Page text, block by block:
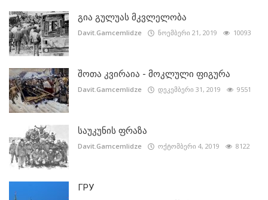
გია გულუას მკვლელობა
Davit.Gamcemlidze ნოემბერი 21, 2019 10093
შოთა კვირაია - მოკლული ფიგურა
Davit.Gamcemlidze დეკემბერი 31, 2019 9551
საუკუნის ფრაზა
Davit.Gamcemlidze ოქტომბერი 4, 2019 8122
ГРУ